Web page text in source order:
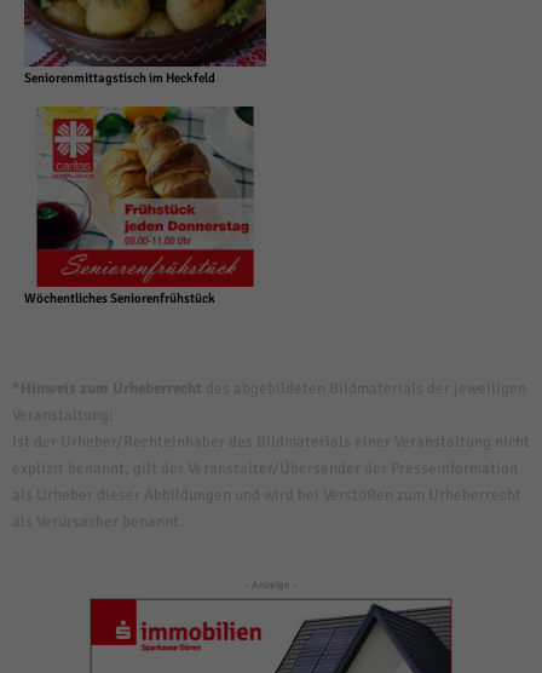
Seniorenmittagstisch im Heckfeld
Wöchentliches Seniorenfrühstück
- Anzeige -